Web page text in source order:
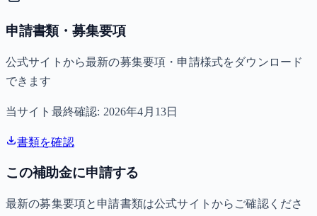
申請書類・募集要項
公式サイトから最新の募集要項・申請様式をダウンロード
できます
当サイト最終確認: 2026年4月13日
書類を確認
この補助金に申請する
最新の募集要項と申請書類は公式サイトからご確認くださ